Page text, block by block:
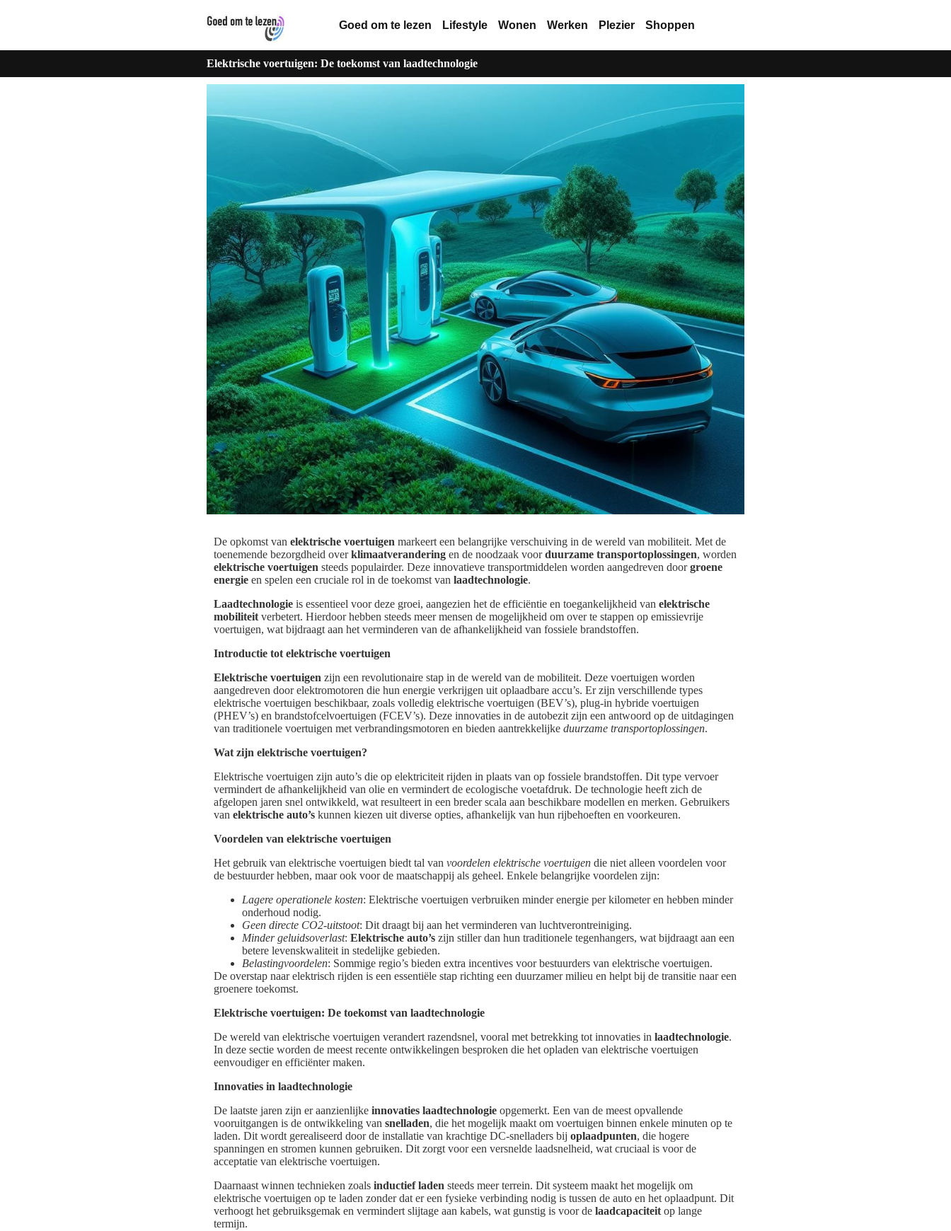
Goed om te lezen Lifestyle Wonen Werken Plezier Shoppen
Elektrische voertuigen: De toekomst van laadtechnologie
De opkomst van elektrische voertuigen markeert een belangrijke verschuiving in de wereld van mobiliteit. Met de
toenemende bezorgdheid overklimaatverandering en de noodzaak voorduurzame transportoplossingen, worden
elektrische voertuigen steeds populairder. Deze innovatieve transportmiddelen worden aangedreven doorgroene
energie en spelen een cruciale rol in de toekomst van laadtechnologie.
Laadtechnologie is essentieel voor deze groei, aangezien het de efficiëntie en toegankelijkheid van elektrische
mobiliteit verbetert. Hierdoor hebben steeds meer mensen de mogelijkheid om over te stappen op emissievrije
voertuigen, wat bijdraagt aan het verminderen van de afhankelijkheid van fossiele brandstoffen.
Introductie tot elektrische voertuigen
Elektrische voertuigen zijn een revolutionaire stap in de wereld van de mobiliteit. Deze voertuigen worden
aangedreven door elektromotoren die hun energie verkrijgen uit oplaadbare accu’s. Er zijn verschillende types
elektrische voertuigen beschikbaar, zoals volledig elektrische voertuigen (BEV’s), plug-in hybride voertuigen
(PHEV’s) en brandstofcelvoertuigen (FCEV’s). Deze innovaties in de autobezit zijn een antwoord op de uitdagingen
van traditionele voertuigen met verbrandingsmotoren en bieden aantrekkelijke duurzame transportoplossingen.
Wat zijn elektrische voertuigen?
Elektrische voertuigen zijn auto’s die op elektriciteit rijden in plaats van op fossiele brandstoffen. Dit type vervoer
vermindert de afhankelijkheid van olie en vermindert de ecologische voetafdruk. De technologie heeft zich de
afgelopen jaren snel ontwikkeld, wat resulteert in een breder scala aan beschikbare modellen en merken. Gebruikers
van elektrische auto’s kunnen kiezen uit diverse opties, afhankelijk van hun rijbehoeften en voorkeuren.
Voordelen van elektrische voertuigen
Het gebruik van elektrische voertuigen biedt tal van voordelen elektrische voertuigen die niet alleen voordelen voor
de bestuurder hebben, maar ook voor de maatschappij als geheel. Enkele belangrijke voordelen zijn:
Lagere operationele kosten: Elektrische voertuigen verbruiken minder energie per kilometer en hebben minder
onderhoud nodig.
Geen directe CO2-uitstoot: Dit draagt bij aan het verminderen van luchtverontreiniging.
Minder geluidsoverlast: Elektrische auto’s zijn stiller dan hun traditionele tegenhangers, wat bijdraagt aan een
betere levenskwaliteit in stedelijke gebieden.
Belastingvoordelen: Sommige regio’s bieden extra incentives voor bestuurders van elektrische voertuigen.
De overstap naar elektrisch rijden is een essentiële stap richting een duurzamer milieu en helpt bij de transitie naar een
groenere toekomst.
Elektrische voertuigen: De toekomst van laadtechnologie
De wereld van elektrische voertuigen verandert razendsnel, vooral met betrekking tot innovaties in laadtechnologie.
In deze sectie worden de meest recente ontwikkelingen besproken die het opladen van elektrische voertuigen
eenvoudiger en efficiënter maken.
Innovaties in laadtechnologie
De laatste jaren zijn er aanzienlijke innovaties laadtechnologie opgemerkt. Een van de meest opvallende
vooruitgangen is de ontwikkeling van snelladen, die het mogelijk maakt om voertuigen binnen enkele minuten op te
laden. Dit wordt gerealiseerd door de installatie van krachtige DC-snelladers bij oplaadpunten, die hogere
spanningen en stromen kunnen gebruiken. Dit zorgt voor een versnelde laadsnelheid, wat cruciaal is voor de
acceptatie van elektrische voertuigen.
Daarnaast winnen technieken zoals inductief laden steeds meer terrein. Dit systeem maakt het mogelijk om
elektrische voertuigen op te laden zonder dat er een fysieke verbinding nodig is tussen de auto en het oplaadpunt. Dit
verhoogt het gebruiksgemak en vermindert slijtage aan kabels, wat gunstig is voor de laadcapaciteit op lange
termijn.